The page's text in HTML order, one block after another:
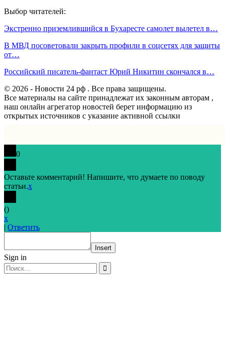
Выбор читателей:
Экстренно приземлившийся в Бухаресте самолет вылетел в…
В МВД посоветовали закрыть профили в соцсетях для защиты
от…
Российский писатель-фантаст Юрий Никитин скончался в…
© 2026 - Новости 24 рф . Все права защищены.
Все материалы на сайте принадлежат их законным авторам ,
наш онлайн агрегатор новостей берет информацию из
открытых источников с указание активной ссылки
0
Оставьте комментарий! Напишите, что думаете по поводу
статьи.x
()
x
| Ответить
Insert
Sign in